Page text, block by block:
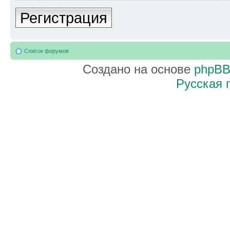
Регистрация
Список форумов
Создано на основе phpBB
Русская